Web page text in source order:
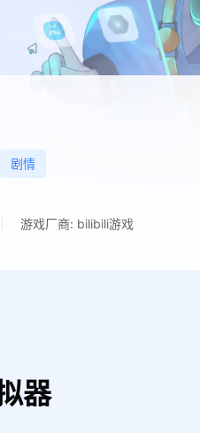
剧情
游戏厂商: bilibili游戏
器